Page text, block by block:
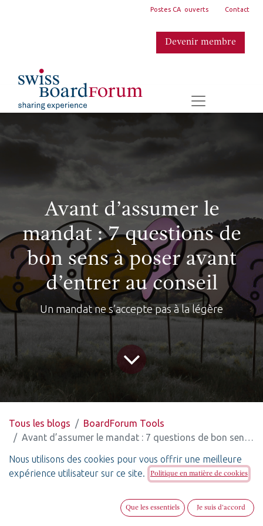
Postes CA ouverts Contact
Devenir membre
Avant d’assumer le
mandat : 7 questions de
bon sens à poser avant
d’entrer au conseil
Un mandat ne s’accepte pas à la légère
Tous les blogs
BoardForum Tools
Avant d’assumer le mandat : 7 questions de bon sens à poser avant d’entrer au conseil
Recevoir une proposition pour intégrer un conseil
reconnaissance. Mais avant de signer, encore faut-il
Nous utilisons des cookies pour vous offrir une meilleure
expérience utilisateur sur ce site.
Politique en matière de cookies
Que les essentiels Je suis d'accord